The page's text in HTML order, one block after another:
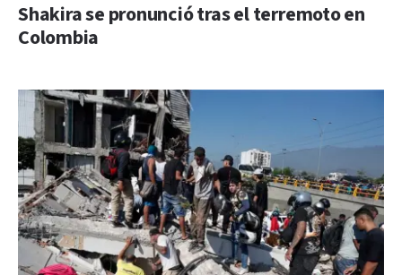
Shakira se pronunció tras el terremoto en
Colombia